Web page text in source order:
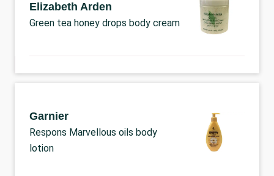
Elizabeth Arden
Green tea honey drops body cream
Garnier
Respons Marvellous oils body
lotion